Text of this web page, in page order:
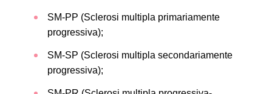
SM-PP (Sclerosi multipla primariamente
progressiva);
SM-SP (Sclerosi multipla secondariamente
progressiva);